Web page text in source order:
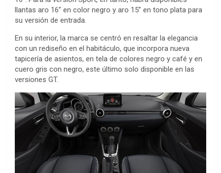
llantas aro 16” en color negro y aro 15” en tono plata para
su versión de entrada.
En su interior, la marca se centró en resaltar la elegancia
con un rediseño en el habitáculo, que incorpora nueva
tapicería de asientos, en tela de colores negro y café y en
cuero gris con negro, este último solo disponible en las
versiones GT.